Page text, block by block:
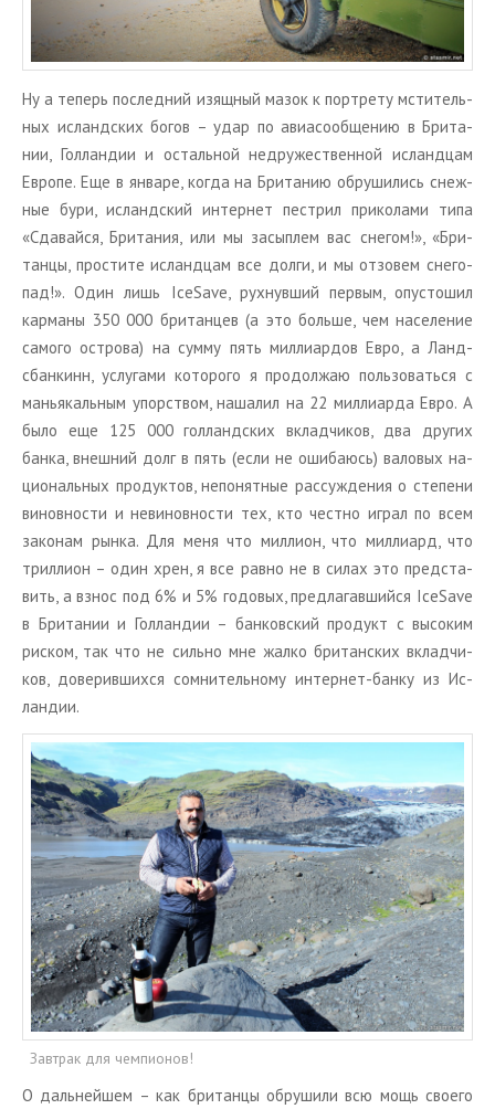
Ну а те­перь по­след­ний изящ­ный мазок к порт­ре­ту мсти­тель­
ных ис­ланд­ских богов – удар по авиа­со­об­ще­нию в Бри­та­
нии, Гол­лан­дии и осталь­ной недру­же­ствен­ной ис­ланд­цам
Ев­ро­пе. Еще в ян­ва­ре, когда на Бри­та­нию об­ру­ши­лись снеж­
ные бури, ис­ланд­ский ин­тер­нет пест­рил при­ко­ла­ми типа
«Сда­вай­ся, Бри­та­ния, или мы за­сып­лем вас сне­гом!», «Бри­
тан­цы, про­сти­те ис­ланд­цам все долги, и мы от­зо­вем сне­го­
пад!». Один лишь IceSave, рух­нув­ший пер­вым, опу­сто­шил
кар­ма­ны 350 000 бри­тан­цев (а это боль­ше, чем на­се­ле­ние
са­мо­го ост­ро­ва) на сумму пять мил­ли­ар­дов Евро, а Ланд­
сбан­кинн, услу­га­ми ко­то­ро­го я про­дол­жаю поль­зо­вать­ся с
ма­нья­каль­ным упор­ством, на­ша­лил на 22 мил­ли­ар­да Евро. А
было еще 125 000 гол­ланд­ских вклад­чи­ков, два дру­гих
банка, внеш­ний долг в пять (если не оши­ба­юсь) ва­ло­вых на­
ци­о­наль­ных про­дук­тов, непо­нят­ные рас­суж­де­ния о сте­пе­ни
ви­нов­но­сти и неви­нов­но­сти тех, кто чест­но играл по всем
за­ко­нам рынка. Для меня что мил­ли­он, что мил­ли­ард, что
трил­ли­он – один хрен, я все равно не в силах это пред­ста­
вить, а взнос под 6% и 5% го­до­вых, пред­ла­гав­ший­ся IceSave
в Бри­та­нии и Гол­лан­дии – бан­ков­ский про­дукт с вы­со­ким
риском, так что не силь­но мне жалко бри­тан­ских вклад­чи­
ков, до­ве­рив­ших­ся со­мни­тель­но­му ин­тер­нет-банку из Ис­
лан­дии.
Завтрак для чемпионов!
О даль­ней­шем – как бри­тан­цы об­ру­ши­ли всю мощь сво­е­го